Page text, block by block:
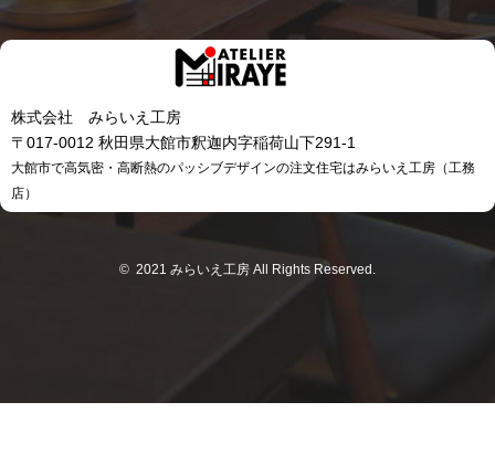
株式会社 みらいえ工房
〒017-0012 秋田県大館市釈迦内字稲荷山下291-1
大館市で高気密・高断熱のパッシブデザインの注文住宅はみらいえ工房（工務
店）
© 2021 みらいえ工房 All Rights Reserved.